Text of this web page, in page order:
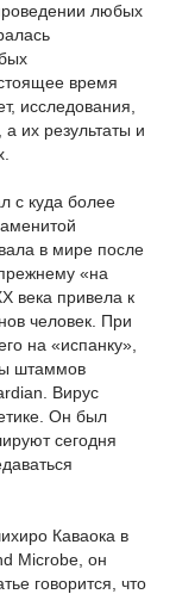
любых
время
исследования,
их результаты и
с куда более
в мире после
«на
века привела к
человек. При
на «испанку»,
штаммов
Вирус
Он был
сегодня
Каваока в
Microbe, он
говорится, что